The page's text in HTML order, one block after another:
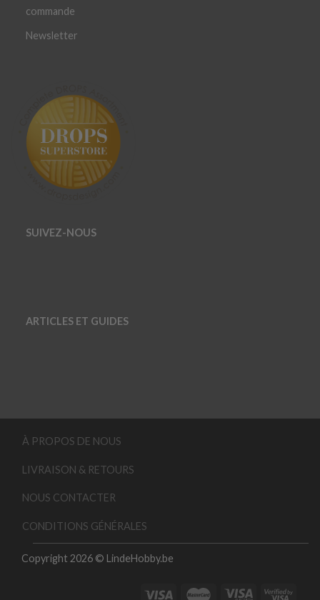
commande
Newsletter
SUIVEZ-NOUS
ARTICLES ET GUIDES
À PROPOS DE NOUS
LIVRAISON & RETOURS
NOUS CONTACTER
CONDITIONS GÉNÉRALES
Copyright 2026 © LindeHobby.be